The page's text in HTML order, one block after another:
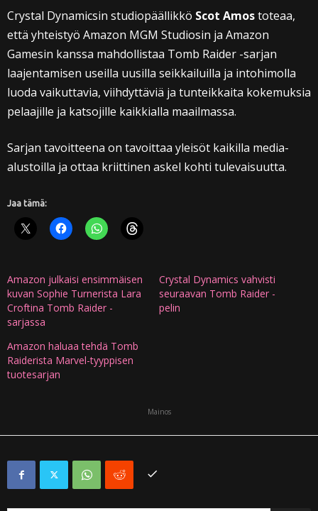
Crystal Dynamicsin studiopäällikkö Scot Amostoteaa,
että yhteistyö Amazon MGM Studiosin ja Amazon
Gamesin kanssa mahdollistaa Tomb Raider -sarjan
laajentamisen useilla uusilla seikkailuilla ja intohimolla
luoda vaikuttavia, viihdyttäviä ja tunteikkaita kokemuksia
pelaajille ja katsojille kaikkialla maailmassa.
Sarjan tavoitteena on tavoittaa yleisöt kaikilla media-
alustoilla ja ottaa kriittinen askel kohti tulevaisuutta.
Jaa tämä:
Amazon julkaisi ensimmäisen
kuvan Sophie Turnerista Lara
Croftina Tomb Raider -
sarjassa
Crystal Dynamics vahvisti
seuraavan Tomb Raider -
pelin
Amazon haluaa tehdä Tomb
Raiderista Marvel-tyyppisen
tuotesarjan
Mainos